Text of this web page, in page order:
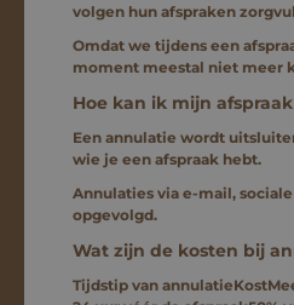
volgen hun afspraken
Omdat we tijdens een
moment meestal niet meer
Hoe kan ik mijn
Een annulatie wordt
wie je een afspraak hebt.
Annulaties via e-mail,
opgevolgd.
Wat zijn de kosten bij
Tijdstip van